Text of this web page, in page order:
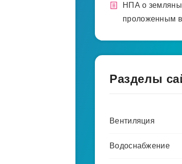
НПА о
проложенным
Разделы
Вентиляция
Водоснабжение